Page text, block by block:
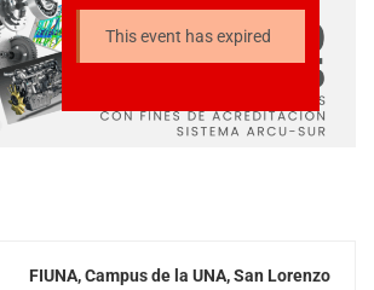
This event has expired
FIUNA, Campus de la UNA, San Lorenzo